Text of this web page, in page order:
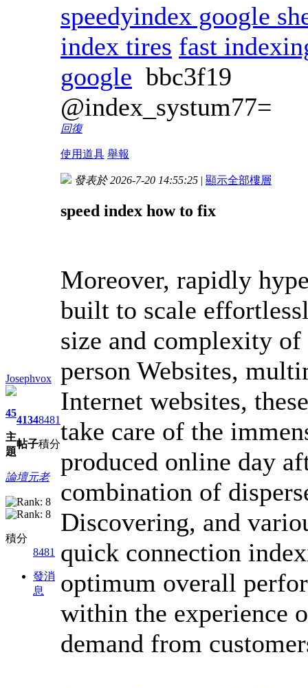
speedyindex google
index tires fast
google bbc3f19
@index_systum77=
回復
使用道具 舉報
Josephvox
45
主
題
4134
帖子
8481
積分
論壇元老
積分
8481
發消
息
發表於 2026-7-20 14:55:25 | 顯示全部樓層
speed index how to fix
Moreover, rapidly
built to scale
size and complexity
person Websites,
Internet websites,
take care of the
produced online day
combination of
Discovering, and
quick connection
optimum overall
within the experience
demand from